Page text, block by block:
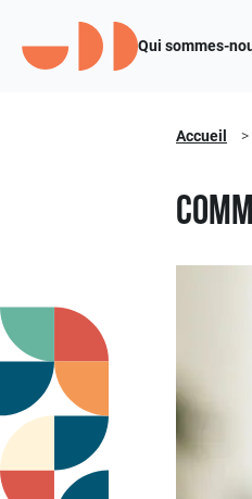
Qui sommes-
Accueil >